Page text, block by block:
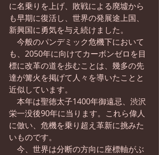
に名乗りを上げ、敗戦による廃墟から
も早期に復活し、世界の発展途上国、
新興国に勇気を与え続けました。
今般のパンデミック危機下において
も、2050年に向けてカーボンゼロを目
標に改革の道を歩むことは、幾多の先
達が篝火を掲げて人々を導いたことと
近似しています。
本年は聖徳太子1400年御遠忌、渋沢
栄一没後90年に当ります。これら偉人
に倣い、危機を乗り超え革新に挑みた
いものです。
今、世界は分断の方向に座標軸がぶ